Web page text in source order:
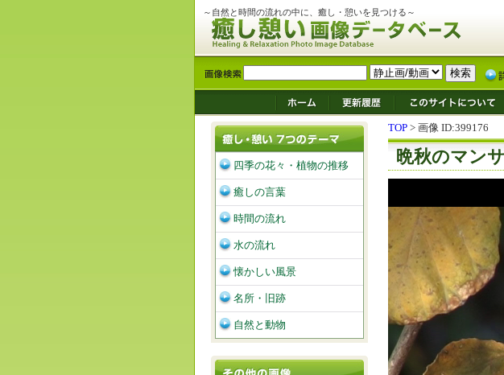
～自然と時間の流れの中に、癒し・憩いを見つける～
TOP > 画像 ID:399176
晩秋のマン
四季の花々・植物の推移
癒しの言葉
時間の流れ
水の流れ
懐かしい風景
名所・旧跡
自然と動物